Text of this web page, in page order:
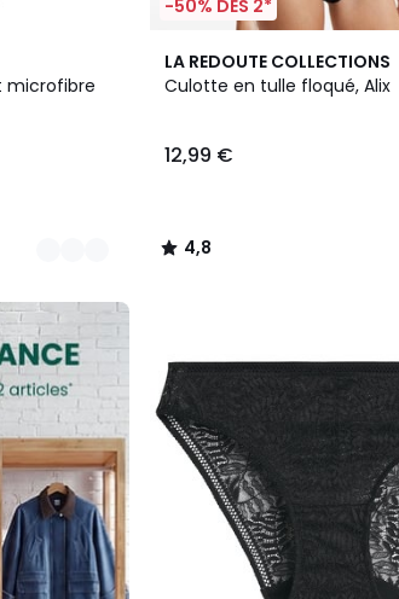
microfibre
-50% DÈS 2*
LA REDOUTE COLLECTIONS
Culotte en tulle floqué, Alix
12,99 €
4,8
/ 5
4
Couleurs
4,8
/